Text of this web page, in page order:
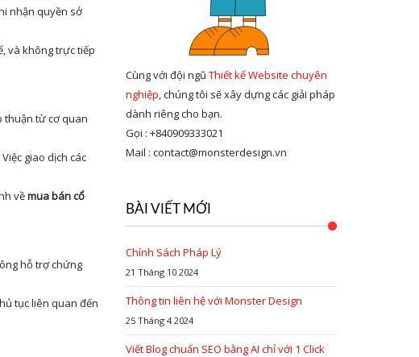
nhận quyền sở
và không trực tiếp
thuận từ cơ quan
giao dịch các
vềmua bán cổ
hỗ trợ chứng
tục liên quan đến
Cùng với đội ngũ Thiết kế Website chuyên
nghiệp, chúng tôi sẽ xây dựng các giải pháp
dành riêng cho bạn.
Gọi : +840909333021
Mail : contact@monsterdesign.vn
BÀI VIẾT MỚI
Chính Sách Pháp Lý
21 Tháng 10 2024
Thông tin liên hệ với Monster Design
25 Tháng 4 2024
Viết Blog chuẩn SEO bằng AI chỉ với 1 Click